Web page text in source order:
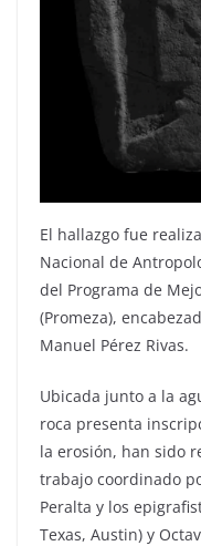
El hallazgo fue
Nacional de
del Programa de
(Promeza),
Manuel Pérez Rivas.
Ubicada junto a la
roca presenta
la erosión, han sido
trabajo coordinado
Peralta y los
Texas, Austin) y